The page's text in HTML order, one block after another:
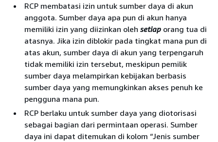
RCP membatasi izin untuk sumber daya di akun
anggota. Sumber daya apa pun di akun hanya
memiliki izin yang diizinkan oleh setiap orang tua di
atasnya. Jika izin diblokir pada tingkat mana pun di
atas akun, sumber daya di akun yang terpengaruh
tidak memiliki izin tersebut, meskipun pemilik
sumber daya melampirkan kebijakan berbasis
sumber daya yang memungkinkan akses penuh ke
pengguna mana pun.
RCP berlaku untuk sumber daya yang diotorisasi
sebagai bagian dari permintaan operasi. Sumber
daya ini dapat ditemukan di kolom “Jenis sumber